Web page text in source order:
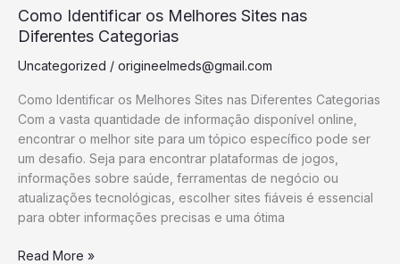
Como Identificar os Melhores Sites nas
Diferentes Categorias
Uncategorized / origineelmeds@gmail.com
Como Identificar os Melhores Sites nas Diferentes Categorias
Com a vasta quantidade de informação disponível online,
encontrar o melhor site para um tópico específico pode ser
um desafio. Seja para encontrar plataformas de jogos,
informações sobre saúde, ferramentas de negócio ou
atualizações tecnológicas, escolher sites fiáveis é essencial
para obter informações precisas e uma ótima
Como
Identificar
Melhores
Sites
nas
Diferentes
Categorias
Read More »